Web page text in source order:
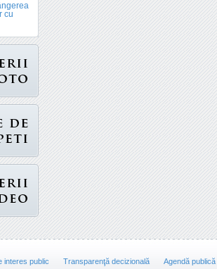
cu
interes public Transparenţă decizională Agendă publică